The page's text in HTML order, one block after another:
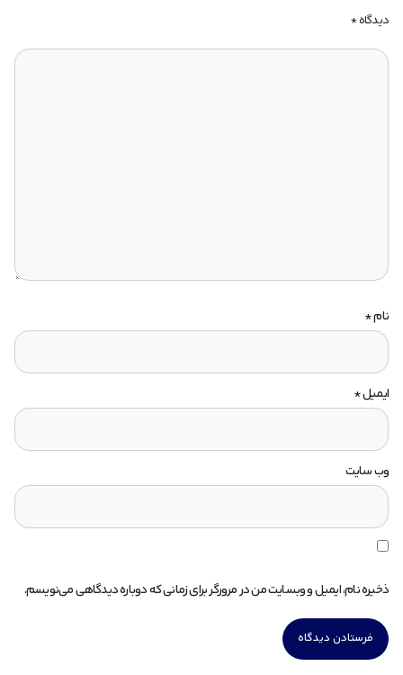
دیدگاه*
نام*
ایمیل*
وب‌ سایت
ذخیره نام، ایمیل و وبسایت من در مرورگر برای زمانی که دوباره دیدگاهی می‌نویسم.